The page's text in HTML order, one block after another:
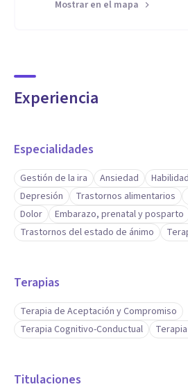
Mostrar en el mapa
Experiencia
Especialidades
Gestión de la ira Ansiedad
Depresión
Trastornos alimentarios
Dolor
Embarazo, prenatal y posparto
Trastornos del estado de ánimo
Terapias
Terapia de Aceptación y Compromiso
Terapia Cognitivo-Conductual
Titulaciones